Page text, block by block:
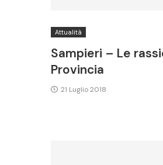
Attualità
Sampieri – Le
Provincia
21 Luglio 2018